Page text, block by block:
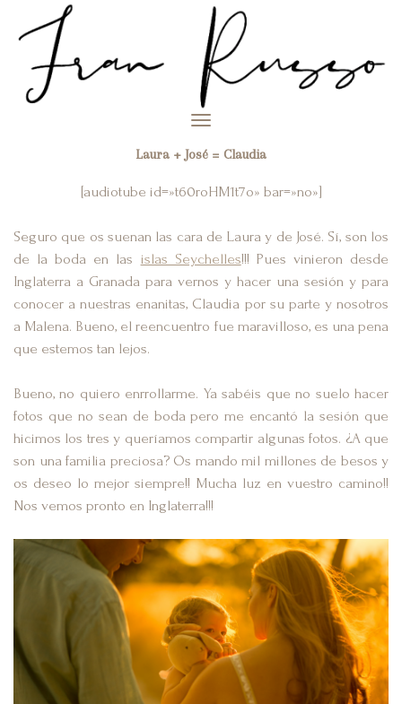
Toggle
Laura + José = Claudia
[audiotube id=»t60roHM1t7o» bar=»no»]
Seguro que os suenan las cara de Laura y de José. Sí, son los
de la boda en las islas Seychelles!!! Pues vinieron desde
Inglaterra a Granada para vernos y hacer una sesión y para
conocer a nuestras enanitas, Claudia por su parte y nosotros
a Malena. Bueno, el reencuentro fue maravilloso, es una pena
que estemos tan lejos.
Bueno, no quiero enrrollarme. Ya sabéis que no suelo hacer
fotos que no sean de boda pero me encantó la sesión que
hicimos los tres y queríamos compartir algunas fotos. ¿A que
son una familia preciosa? Os mando mil millones de besos y
os deseo lo mejor siempre!! Mucha luz en vuestro camino!!
Nos vemos pronto en Inglaterra!!!